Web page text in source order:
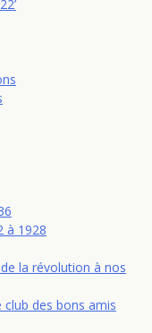
à 1928
la révolution à nos
des bons amis